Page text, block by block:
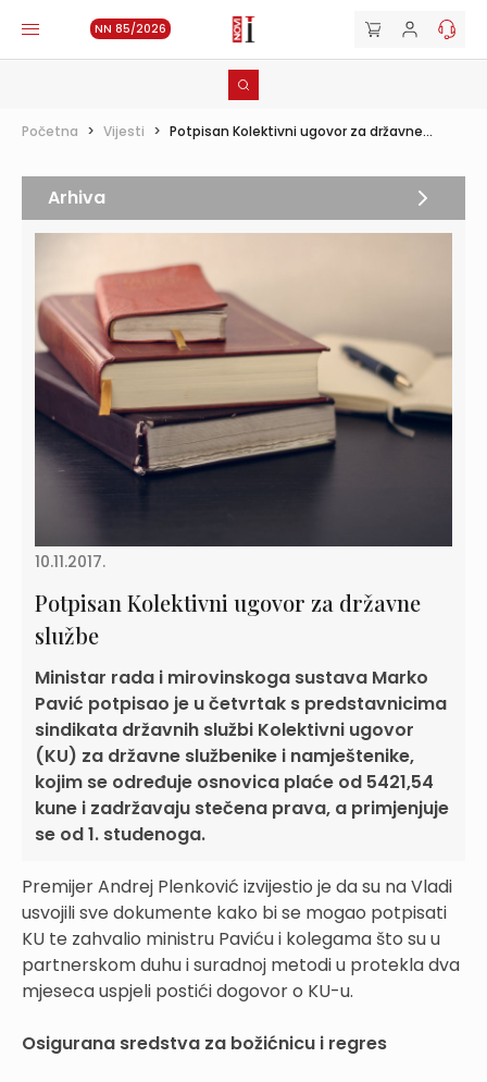
NN 85/2026
Početna > Vijesti > Potpisan Kolektivni ugovor za državne...
10.11.2017.
Potpisan Kolektivni ugovor za državne
službe
Ministar rada i mirovinskoga sustava Marko
Pavić potpisao je u četvrtak s predstavnicima
sindikata državnih službi Kolektivni ugovor
(KU) za državne službenike i namještenike,
kojim se određuje osnovica plaće od 5421,54
kune i zadržavaju stečena prava, a primjenjuje
se od 1. studenoga.
Premijer Andrej Plenković izvijestio je da su na Vladi
usvojili sve dokumente kako bi se mogao potpisati
KU te zahvalio ministru Paviću i kolegama što su u
partnerskom duhu i suradnoj metodi u protekla dva
mjeseca uspjeli postići dogovor o KU-u.
Osigurana sredstva za božićnicu i regres
Arhiva